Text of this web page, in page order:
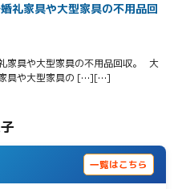
礼家具や大型家具の不用品回
家具や大型家具の不用品回収。 大
具や大型家具の […][…]
一覧はこちら